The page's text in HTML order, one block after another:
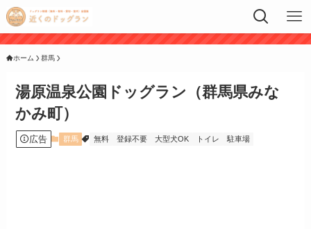
ホーム 群馬
湯原温泉公園ドッグラン（群馬県みな
かみ町）
広告 群馬 無料 登録不要 大型犬OK トイレ 駐車場